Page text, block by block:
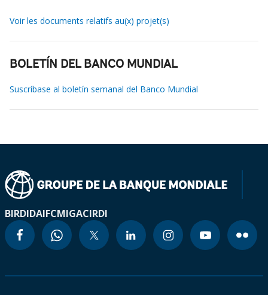
Voir les documents relatifs au(x) projet(s)
BOLETÍN DEL BANCO MUNDIAL
Suscríbase al boletín semanal del Banco Mundial
BIRDIDAIFCMIGACIRDI